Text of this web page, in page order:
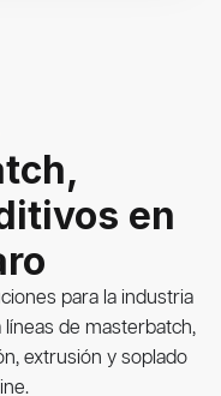
en
para la industria
de masterbatch,
extrusión y soplado